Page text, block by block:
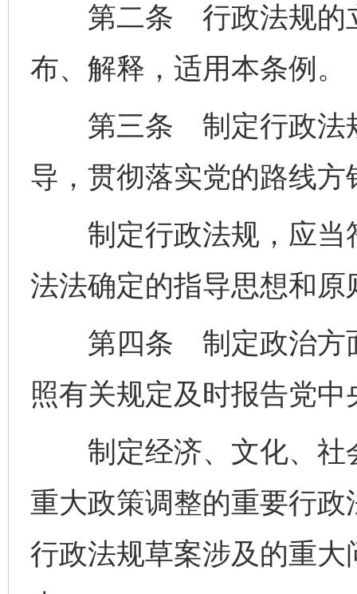
第二条 行政法规的立
布、解释，适用本条例。
第三条 制定行政法规
导，贯彻落实党的路线
制定行政法规，应当
法法确定的指导思想和原
第四条 制定政治方面
照有关规定及时报告党中
制定经济、文化、社
重大政策调整的重要行
行政法规草案涉及的重